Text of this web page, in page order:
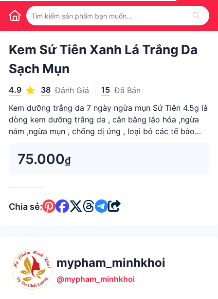
1
Kem Sứ Tiên Xanh Lá Trắng Da
Sạch Mụn
4.9 38 Đánh Giá 15 Đã Bán
Kem dưỡng trắng da 7 ngày ngừa mụn Sứ Tiên 4.5g là
dòng kem dưỡng trắng da , cân bằng lão hóa ,ngừa
nám ,ngừa mụn , chống dị ứng , loại bỏ các tế bào
vết nâu và tàn nhang . tái tạo tế bào mới và non trẻ . -
Kem dưỡng
75.000₫
Chia sẻ:
mypham_minhkhoi
@mypham_minhkhoi